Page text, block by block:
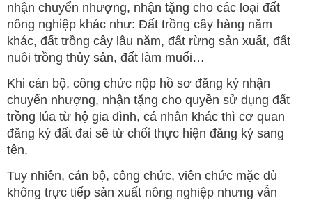
nhận chuyển nhượng, nhận tặng cho các loại đất
nông nghiệp khác như: Đất trồng cây hàng năm
khác, đất trồng cây lâu năm, đất rừng sản xuất, đất
nuôi trồng thủy sản, đất làm muối…
Khi cán bộ, công chức nộp hồ sơ đăng ký nhận
chuyển nhượng, nhận tặng cho quyền sử dụng đất
trồng lúa từ hộ gia đình, cá nhân khác thì cơ quan
đăng ký đất đai sẽ từ chối thực hiện đăng ký sang
tên.
Tuy nhiên, cán bộ, công chức, viên chức mặc dù
không trực tiếp sản xuất nông nghiệp nhưng vẫn